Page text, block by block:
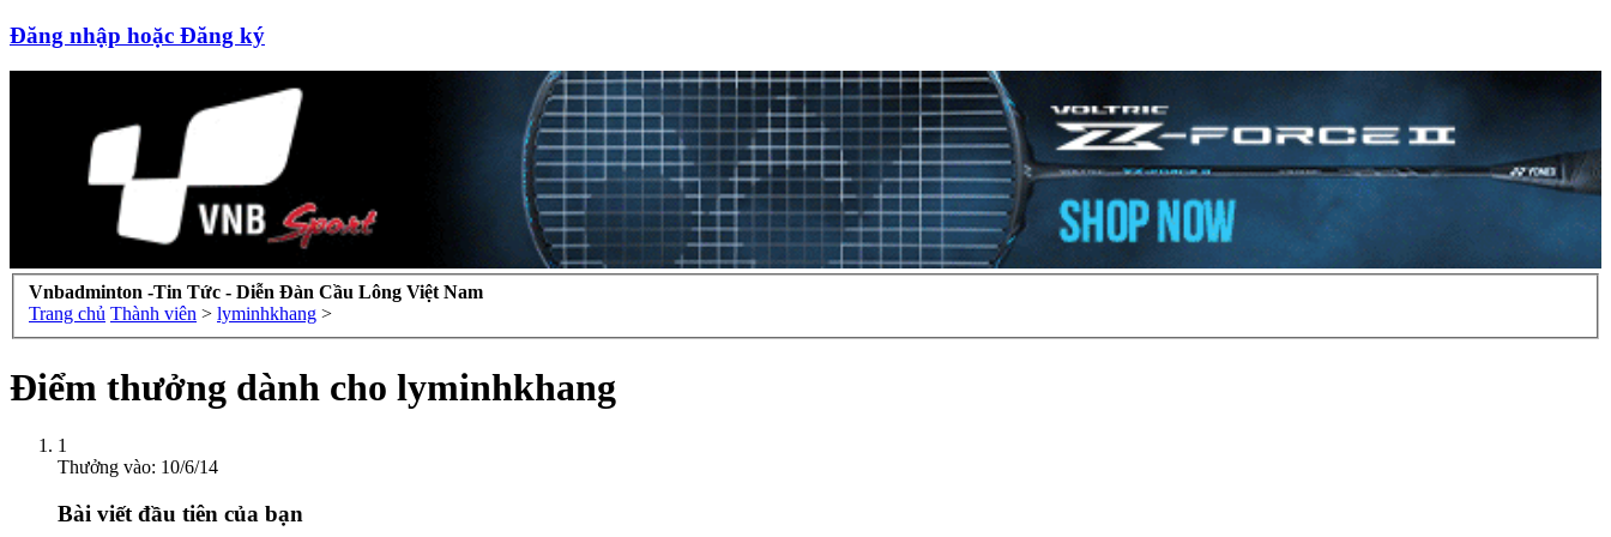
Đăng nhập hoặc Đăng ký
Vnbadminton -Tin Tức - Diễn Đàn Cầu Lông Việt Nam
Trang chủ Thành viên > lyminhkhang >
Điểm thưởng dành cho lyminhkhang
1
Thưởng vào: 10/6/14
Bài viết đầu tiên của bạn